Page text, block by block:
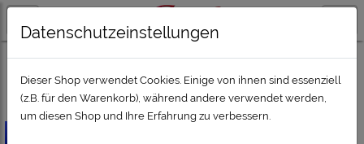
ZUBEHÖR
Datenschutzeinstellungen
Dieser Shop verwendet Cookies. Einige von ihnen sind essenziell
(z.B. für den Warenkorb), während andere verwendet werden,
um diesen Shop und Ihre Erfahrung zu verbessern.